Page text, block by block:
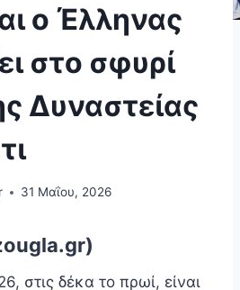
ο Έλληνας
στο σφυρί
Δυναστείας
31 Μαΐου, 2026
στις δέκα το πρωί, είναι